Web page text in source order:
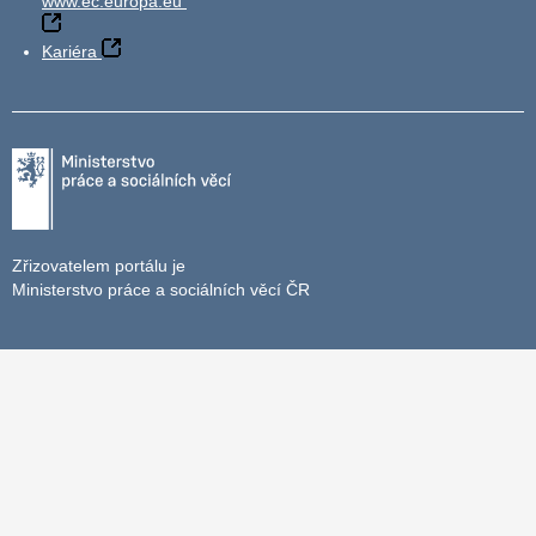
Kariéra
Zřizovatelem portálu je
Ministerstvo práce a sociálních věcí ČR